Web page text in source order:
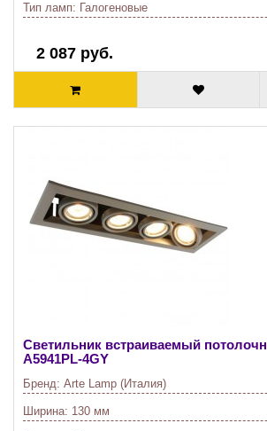
Тип ламп: Галогеновые
2 087 руб.
Светильник встраиваемый
A5941PL-4GY
Бренд: Arte Lamp (Италия)
Ширина: 130 мм